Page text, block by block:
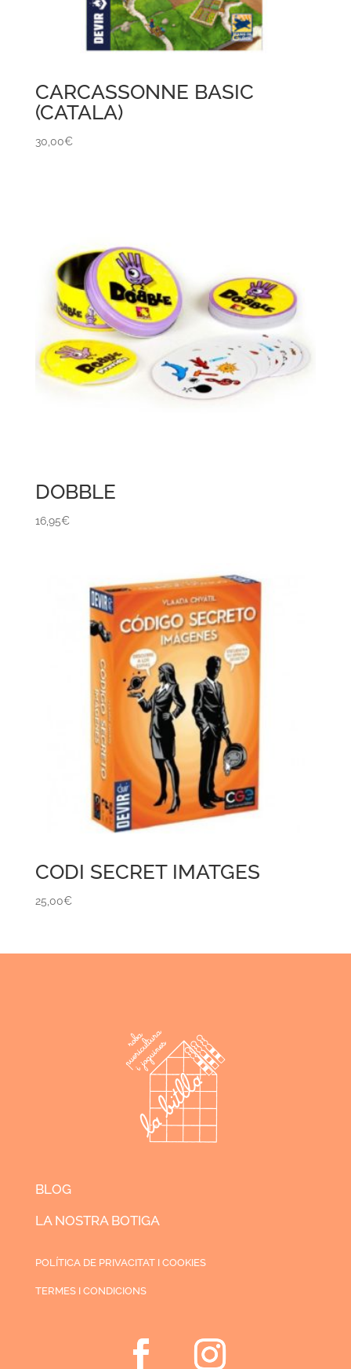
CARCASSONNE BASIC
(CATALA)
30,00€
DOBBLE
16,95€
CODI SECRET IMATGES
25,00€
BLOG
LA NOSTRA BOTIGA
POLÍTICA DE PRIVACITAT I COOKIES
TERMES I CONDICIONS